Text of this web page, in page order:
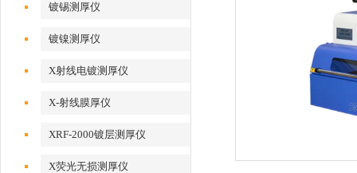
镀锡测厚仪
镀镍测厚仪
X射线电镀测厚仪
X-射线膜厚仪
XRF-2000镀层测厚仪
X荧光无损测厚仪